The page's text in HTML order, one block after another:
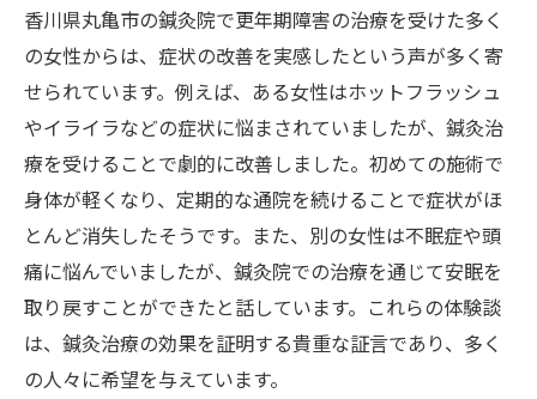
香川県丸亀市の鍼灸院で更年期障害の治療を受けた多く
の女性からは、症状の改善を実感したという声が多く寄
せられています。例えば、ある女性はホットフラッシュ
やイライラなどの症状に悩まされていましたが、鍼灸治
療を受けることで劇的に改善しました。初めての施術で
身体が軽くなり、定期的な通院を続けることで症状がほ
とんど消失したそうです。また、別の女性は不眠症や頭
痛に悩んでいましたが、鍼灸院での治療を通じて安眠を
取り戻すことができたと話しています。これらの体験談
は、鍼灸治療の効果を証明する貴重な証言であり、多く
の人々に希望を与えています。